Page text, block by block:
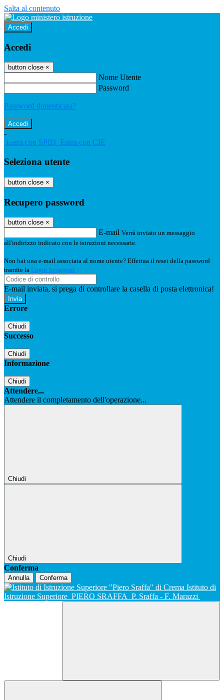
Salta al contenuto
Accedi
Accedi
button close ×
Nome Utente
Password
Password dimenticata?
-
Entra con SPID Entra con CIE
Seleziona utente
button close ×
Recupero password
button close ×
E-mail Verrà inviato un messaggio
all'indirizzo indicato con le istruzioni necessarie.
Non hai una e-mail associata al nome utente? Effettua il reset della password
tramite la Login Spaggiari
E-mail inviata, si prega di controllare la casella di posta elettronica!
Errore
Chiudi
Successo
Chiudi
Informazione
Chiudi
Attendere...
Attendere il completamento dell'operazione...
Chiudi
Chiudi
Conferma
Annulla Conferma
Istituto di
Istruzione Superiore PIERO SRAFFA P. Sraffa - F. Marazzi